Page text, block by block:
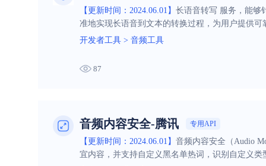
【更新时间：2024.06.01】 长语音转写 服务，能够
准地实现长语音到文本的转换过程，为用户提供可
开发者工具 > 音频工具
87
音频内容安全-腾讯 专用API
【更新时间：2024.06.01】 音频内容安全（Audio
宜内容，并支持自定义黑名单热词，识别自定义类